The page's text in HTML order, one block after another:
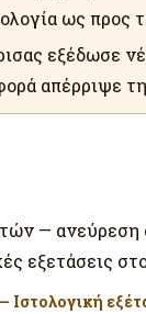
ως
εξέδωσε
απέρριψε
— ανεύρεση
εξετάσεις
Ιστολογική